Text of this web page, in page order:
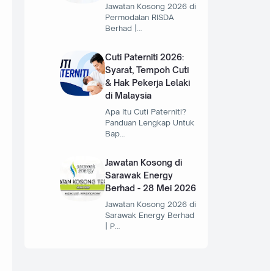
Jawatan Kosong 2026 di
Permodalan RISDA
Cuti Paterniti 2026:
Syarat, Tempoh Cuti
& Hak Pekerja Lelaki
di Malaysia
Apa Itu Cuti Paterniti?
Panduan Lengkap Untuk
Bap…
Jawatan Kosong di
Sarawak Energy
Berhad - 28 Mei 2026
Jawatan Kosong 2026 di
Sarawak Energy Berhad
| P…